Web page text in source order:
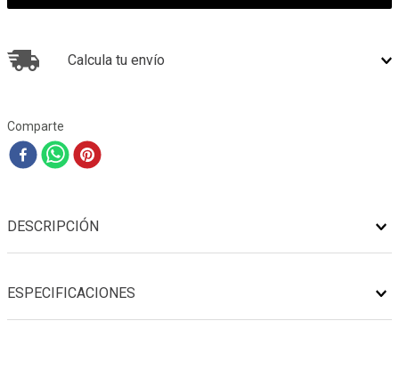
Calcula tu envío
Comparte
DESCRIPCIÓN
ESPECIFICACIONES